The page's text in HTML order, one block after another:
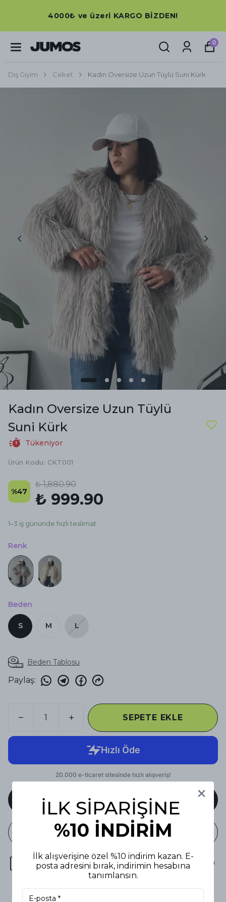
4000₺ ve üzeri KARGO BİZDEN!
0
Dış Giyim Ceket Kadın Oversize Uzun Tüylü Suni Kürk
Kadın Oversize Uzun Tüylü
Suni Kürk
Tükeniyor
Ürün Kodu: CKT001
%47
₺ 1,880.90
₺ 999.90
1–3 iş gününde hızlı teslimat
Renk
Beden
S M L
Beden Tablosu
Paylaş:
SEPETE EKLE
HEMEN AL
WHATSAPP
DHL : 119,90₺ | 4000₺ üzeri alışverişlerde kargo bizden
İLK SİPARİŞİNE
%10 İNDİRİM
İlk alışverişine özel %10 indirim kazan. E-
posta adresini bırak, indirimin hesabına
tanımlansın.